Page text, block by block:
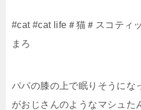
#cat #cat life＃猫＃スコティ
まろ
パパの膝の上で眠りそうにな
がおじさんのようなマシュた